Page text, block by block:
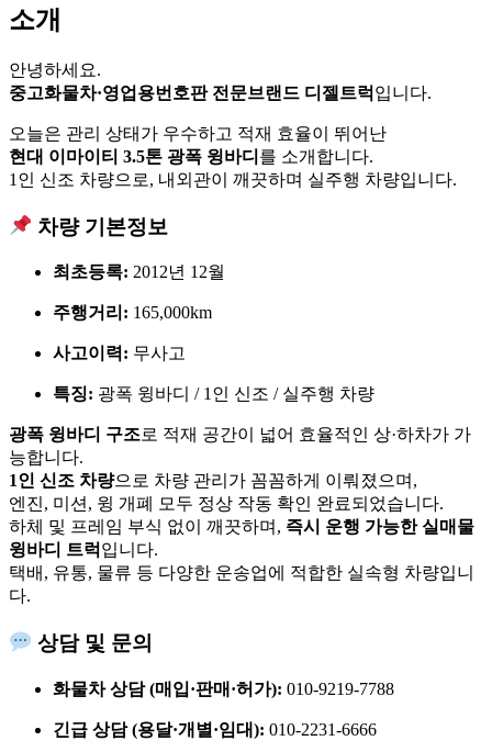
소개
안녕하세요.
중고화물차·영업용번호판 전문브랜드 디젤트럭 입니다.
오늘은 관리 상태가 우수하고 적재 효율이 뛰어난
현대 이마이티 3.5톤 광폭 윙바디 를 소개합니다.
1인 신조 차량으로, 내외관이 깨끗하며 실주행 차량입니다.
차량 기본정보
최초등록: 2012년 12월
주행거리: 165,000km
사고이력: 무사고
특징: 광폭 윙바디 / 1인 신조 / 실주행 차량
광폭 윙바디 구조로 적재 공간이 넓어 효율적인 상·하차가 가
능합니다.
1인 신조 차량으로 차량 관리가 꼼꼼하게 이뤄졌으며,
엔진, 미션, 윙 개폐 모두 정상 작동 확인 완료되었습니다.
하체 및 프레임 부식 없이 깨끗하며, 즉시 운행 가능한 실매물
윙바디 트럭 입니다.
택배, 유통, 물류 등 다양한 운송업에 적합한 실속형 차량입니
다.
상담 및 문의
화물차 상담 (매입·판매·허가): 010-9219-7788
긴급 상담 (용달·개별·임대): 010-2231-6666